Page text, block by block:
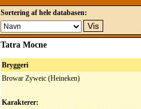
Sortering af hele databasen:
Tatra Mocne
Bryggeri
Browar Zyweic (Heineken)
Karakterer: